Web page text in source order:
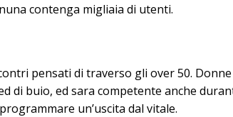
contenga migliaia di utenti.
pensati di traverso gli over 50.
di buio, ed sara competente anche
un’uscita dal vitale.